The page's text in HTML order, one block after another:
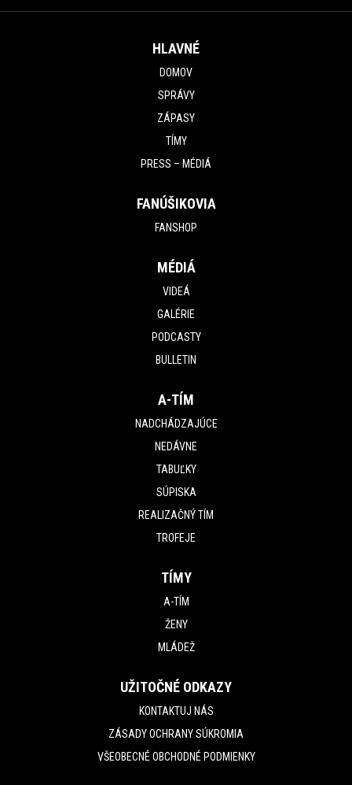
HLAVNÉ
DOMOV
SPRÁVY
ZÁPASY
TÍMY
PRESS – MÉDIÁ
FANÚŠIKOVIA
FANSHOP
MÉDIÁ
VIDEÁ
GALÉRIE
PODCASTY
BULLETIN
A-TÍM
NADCHÁDZAJÚCE
NEDÁVNE
TABUĽKY
SÚPISKA
REALIZAČNÝ TÍM
TROFEJE
TÍMY
A-TÍM
ŽENY
MLÁDEŽ
UŽITOČNÉ ODKAZY
KONTAKTUJ NÁS
ZÁSADY OCHRANY SÚKROMIA
VŠEOBECNÉ OBCHODNÉ PODMIENKY